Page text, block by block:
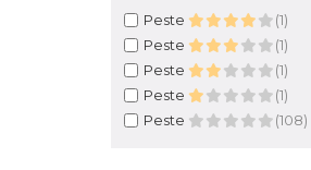
Peste
(1)
Peste
(1)
Peste
(1)
Peste
(1)
Peste
(108)